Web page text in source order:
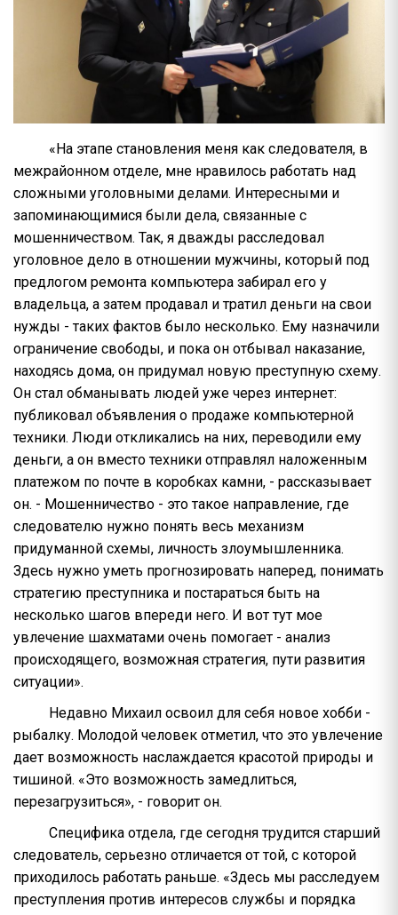
«На этапе становления меня как следователя, в
межрайонном отделе, мне нравилось работать над
сложными уголовными делами. Интересными и
запоминающимися были дела, связанные с
мошенничеством. Так, я дважды расследовал
уголовное дело в отношении мужчины, который под
предлогом ремонта компьютера забирал его у
владельца, а затем продавал и тратил деньги на свои
нужды - таких фактов было несколько. Ему назначили
ограничение свободы, и пока он отбывал наказание,
находясь дома, он придумал новую преступную схему.
Он стал обманывать людей уже через интернет:
публиковал объявления о продаже компьютерной
техники. Люди откликались на них, переводили ему
деньги, а он вместо техники отправлял наложенным
платежом по почте в коробках камни, - рассказывает
он. - Мошенничество - это такое направление, где
следователю нужно понять весь механизм
придуманной схемы, личность злоумышленника.
Здесь нужно уметь прогнозировать наперед, понимать
стратегию преступника и постараться быть на
несколько шагов впереди него. И вот тут мое
увлечение шахматами очень помогает - анализ
происходящего, возможная стратегия, пути развития
ситуации».
Недавно Михаил освоил для себя новое хобби -
рыбалку. Молодой человек отметил, что это увлечение
дает возможность наслаждается красотой природы и
тишиной. «Это возможность замедлиться,
перезагрузиться», - говорит он.
Специфика отдела, где сегодня трудится старший
следователь, серьезно отличается от той, с которой
приходилось работать раньше. «Здесь мы расследуем
преступления против интересов службы и порядка